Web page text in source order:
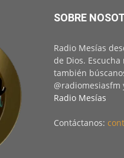
SOBRE
Radio Mesías
de Dios.
también
@radiomesiasfm
Radio Mesías
Contáctanos: